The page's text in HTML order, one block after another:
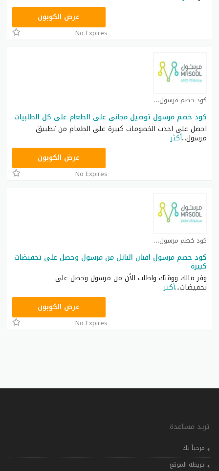
9637E048عرض الكوبون
No Expires
كود خصم مرسول كوبون
كود خصم مرسول توصيل مجاني على الطعام على كل الطلبيات
احصل على احدث الخصومات كبيرة على الطعام من تطبيق
مرسول...أكثر
9637E048عرض الكوبون
No Expires
كود خصم مرسول كوبون
كود خصم مرسول افنان الباتل من مرسول وحصل على تخفيضات
كبيرة
وفر مالك ووقتك واطلب الأن من مرسول وحصل على
تخفيضات...أكثر
9637E048عرض الكوبون
No Expires
تريد مساعدة
مرحباً بك
خريطة الموقع